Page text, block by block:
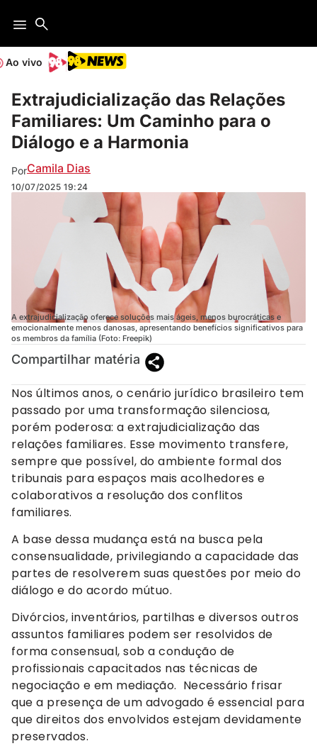
Ao vivo
Extrajudicialização das Relações
Familiares: Um Caminho para o
Diálogo e a Harmonia
PorCamila Dias
10/07/2025 19:24
A extrajudicialização oferece soluções mais ágeis, menos burocráticas e
emocionalmente menos danosas, apresentando benefícios significativos para
os membros da família (Foto: Freepik)
Compartilhar matéria
Nos últimos anos, o cenário jurídico brasileiro tem
passado por uma transformação silenciosa,
porém poderosa: a extrajudicialização das
relações familiares. Esse movimento transfere,
sempre que possível, do ambiente formal dos
tribunais para espaços mais acolhedores e
colaborativos a resolução dos conflitos
familiares.
A base dessa mudança está na busca pela
consensualidade, privilegiando a capacidade das
partes de resolverem suas questões por meio do
diálogo e do acordo mútuo.
Divórcios, inventários, partilhas e diversos outros
assuntos familiares podem ser resolvidos de
forma consensual, sob a condução de
profissionais capacitados nas técnicas de
negociação e em mediação. Necessário frisar
que a presença de um advogado é essencial para
que direitos dos envolvidos estejam devidamente
preservados.